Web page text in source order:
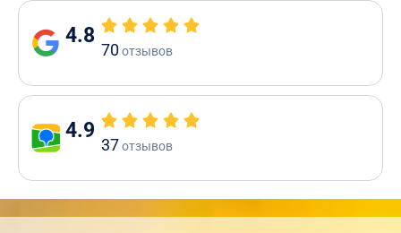
4.8
70отзывов
4.9
37отзывов